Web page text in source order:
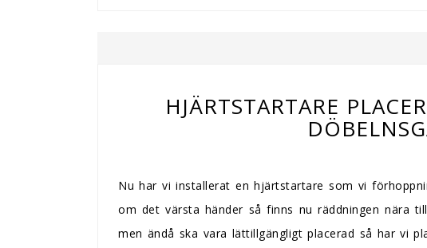
HJÄRTSTARTARE
Nu har vi installerat en hjärtstartare som vi
om det värsta händer så finns nu räddningen nära
men ändå ska vara lättillgängligt placerad så har vi